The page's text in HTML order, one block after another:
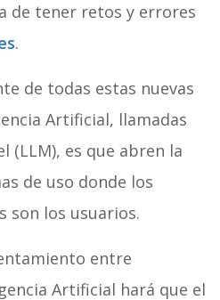
de tener retos y errores
.
de todas estas nuevas
Artificial, llamadas
(LLM), es que abren la
de uso donde los
son los usuarios.
entre
Artificial hará que el